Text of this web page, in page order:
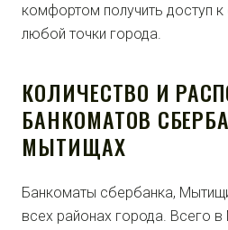
комфортом получить доступ
любой точки города.
КОЛИЧЕСТВО И
БАНКОМАТОВ
МЫТИЩАХ
Банкоматы сбербанка,
всех районах города. Всего